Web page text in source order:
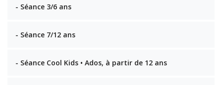
- Séance 3/6 ans
- Séance 7/12 ans
- Séance Cool Kids • Ados, à partir de 12 ans